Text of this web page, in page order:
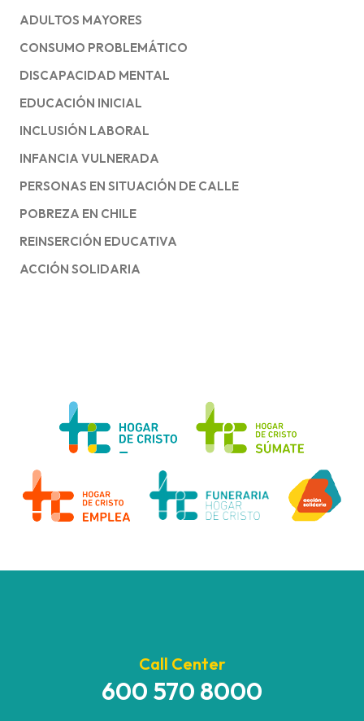
ADULTOS MAYORES
CONSUMO PROBLEMÁTICO
DISCAPACIDAD MENTAL
EDUCACIÓN INICIAL
INCLUSIÓN LABORAL
INFANCIA VULNERADA
PERSONAS EN SITUACIÓN DE CALLE
POBREZA EN CHILE
REINSERCIÓN EDUCATIVA
ACCIÓN SOLIDARIA
Call Center
600 570 8000